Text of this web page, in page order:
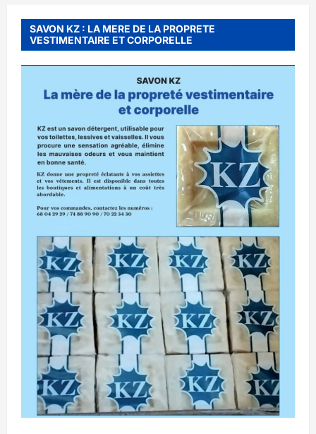
SAVON KZ : LA MERE DE LA PROPRETE
VESTIMENTAIRE ET CORPORELLE